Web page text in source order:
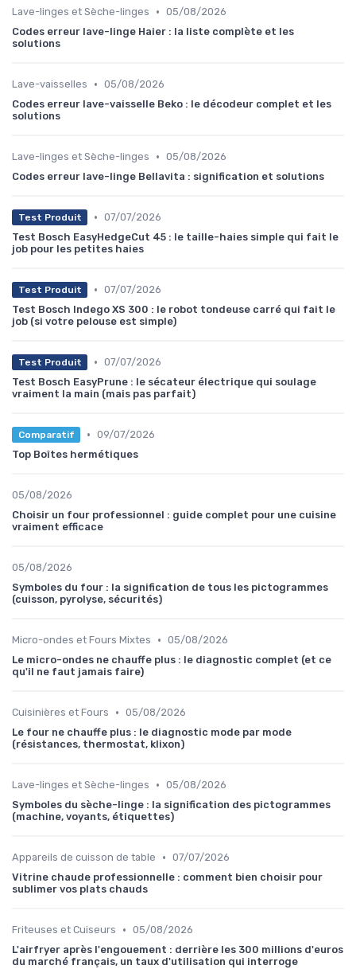
Lave-linges et Sèche-linges • 05/08/2026
Codes erreur lave-linge Haier : la liste complète et les
solutions
Lave-vaisselles • 05/08/2026
Codes erreur lave-vaisselle Beko : le décodeur complet et les
solutions
Lave-linges et Sèche-linges • 05/08/2026
Codes erreur lave-linge Bellavita : signification et solutions
Test Produit • 07/07/2026
Test Bosch EasyHedgeCut 45 : le taille-haies simple qui fait le
job pour les petites haies
Test Produit • 07/07/2026
Test Bosch Indego XS 300 : le robot tondeuse carré qui fait le
job (si votre pelouse est simple)
Test Produit • 07/07/2026
Test Bosch EasyPrune : le sécateur électrique qui soulage
vraiment la main (mais pas parfait)
Comparatif • 09/07/2026
Top Boîtes hermétiques
05/08/2026
Choisir un four professionnel : guide complet pour une cuisine
vraiment efficace
05/08/2026
Symboles du four : la signification de tous les pictogrammes
(cuisson, pyrolyse, sécurités)
Micro-ondes et Fours Mixtes • 05/08/2026
Le micro-ondes ne chauffe plus : le diagnostic complet (et ce
qu'il ne faut jamais faire)
Cuisinières et Fours • 05/08/2026
Le four ne chauffe plus : le diagnostic mode par mode
(résistances, thermostat, klixon)
Lave-linges et Sèche-linges • 05/08/2026
Symboles du sèche-linge : la signification des pictogrammes
(machine, voyants, étiquettes)
Appareils de cuisson de table • 07/07/2026
Vitrine chaude professionnelle : comment bien choisir pour
sublimer vos plats chauds
Friteuses et Cuiseurs • 05/08/2026
L'airfryer après l'engouement : derrière les 300 millions d'euros
du marché français, un taux d'utilisation qui interroge